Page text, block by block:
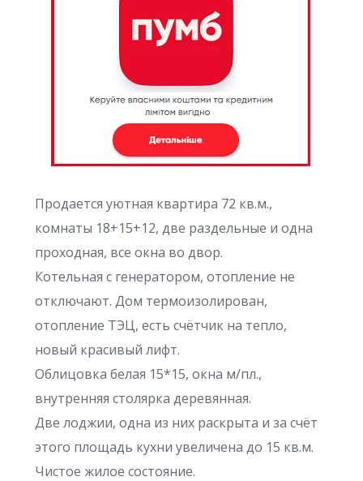
Продается уютная квартира 72 кв.м.,
комнаты 18+15+12, две раздельные и одна
проходная, все окна во двор.
Котельная с генератором, отопление не
отключают. Дом термоизолирован,
отопление ТЭЦ, есть счётчик на тепло,
новый красивый лифт.
Облицовка белая 15*15, окна м/пл.,
внутренняя столярка деревянная.
Две лоджии, одна из них раскрыта и за счёт
этого площадь кухни увеличена до 15 кв.м.
Чистое жилое состояние.